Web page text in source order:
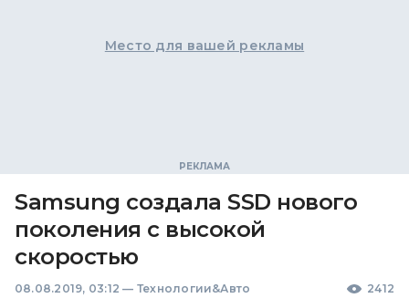
Место для вашей рекламы
Samsung создала SSD нового
поколения с высокой
скоростью
08.08.2019, 03:12 — Технологии&Авто 2412